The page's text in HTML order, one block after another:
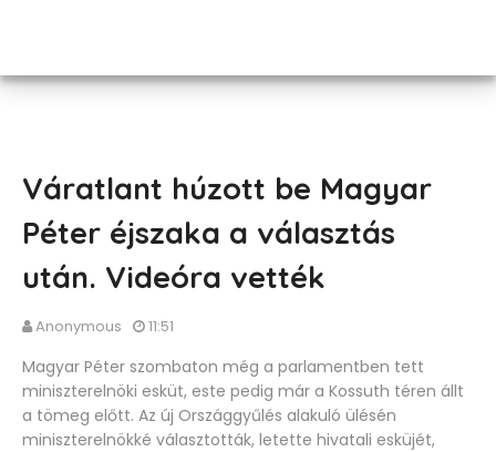
Váratlant húzott be Magyar
Péter éjszaka a választás
után. Videóra vették
Anonymous 11:51
Magyar Péter szombaton még a parlamentben tett
miniszterelnöki esküt, este pedig már a Kossuth téren állt
a tömeg előtt. Az új Országgyűlés alakuló ülésén
miniszterelnökké választották, letette hivatali esküjét,